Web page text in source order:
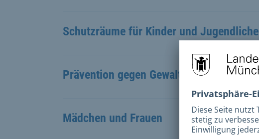
Schutzräume für Kinder und Jugendliche
Prävention gegen Gewalt
Mädchen und Frauen